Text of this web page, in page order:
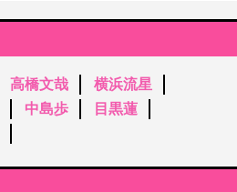
高橋文哉
横浜流星
中島歩
目黒蓮